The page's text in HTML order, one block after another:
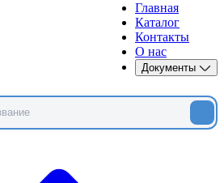
Главная
Каталог
Контакты
О нас
Документы